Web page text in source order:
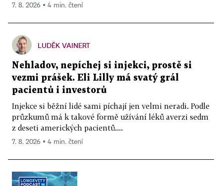
7. 8. 2026 ▪ 4 min. čtení
LUDĚK VAINERT
Nehladov, nepíchej si injekci, prostě si
vezmi prášek. Eli Lilly má svatý grál
pacientů i investorů
Injekce si běžní lidé sami píchají jen velmi neradi. Podle
průzkumů má k takové formě užívání léků averzi sedm
z deseti amerických pacientů....
7. 8. 2026 ▪ 4 min. čtení